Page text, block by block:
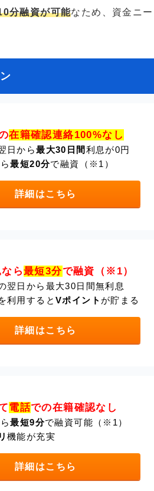
分融資が可能なため、資金ニ
在籍確認連絡100%なし
日から最大30日間 利息が0円
最短20分で融資（※1）
詳細はこちら
ら最短3分で融資（※1）
翌日から最大30日間無利息
利用するとVポイント が貯まる
詳細はこちら
電話での在籍確認なし
最短9分で融資可能（※1）
機能が充実
詳細はこちら